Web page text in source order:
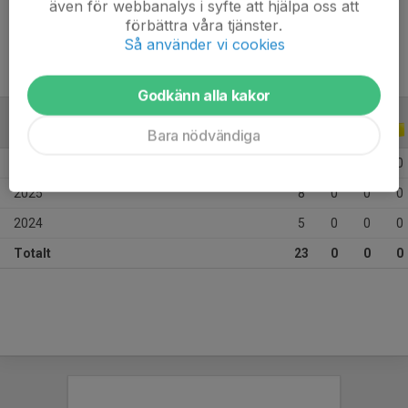
11 år
ALLA ÅR
0
2025 8 0 0 0
2024 5 0 0 0
Totalt 23 0 0 0
även för webbanalys i syfte att hjälpa oss att
förbättra våra tjänster.
Så använder vi cookies
Godkänn alla kakor
Bara nödvändiga